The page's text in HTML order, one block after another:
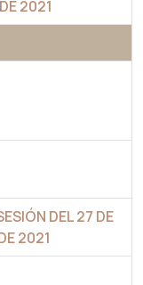
2021
DEL 27 DE
2021